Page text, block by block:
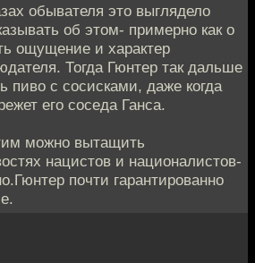
обывателя это выглядело
об этом- примерно как о
ощущение и характер
Тогда Гюнтер так дальше
пиво с сосисками, даже когда
его соседа Ганса.
можно вытащить
нацистов и националистов-
почти гарантированно